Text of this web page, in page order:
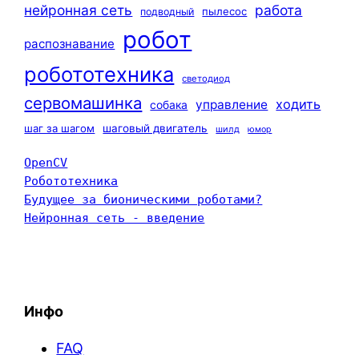
нейронная сеть подводный пылесос работа
распознавание робот
робототехника светодиод
сервомашинка собака управление ходить
шаг за шагом шаговый двигатель шилд юмор
OpenCV
Робототехника
Будущее за бионическими роботами?
Нейронная сеть - введение
Инфо
FAQ